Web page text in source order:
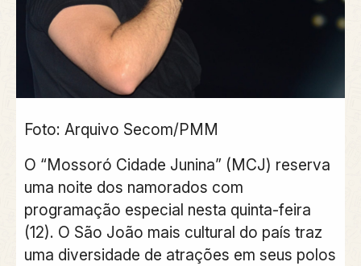
Foto: Arquivo Secom/PMM
O “Mossoró Cidade Junina” (MCJ) reserva
uma noite dos namorados com
programação especial nesta quinta-feira
(12). O São João mais cultural do país traz
uma diversidade de atrações em seus polos